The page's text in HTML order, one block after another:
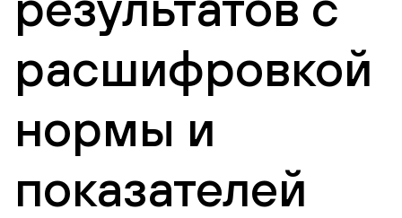
расшифровкой
нормы и
показателей